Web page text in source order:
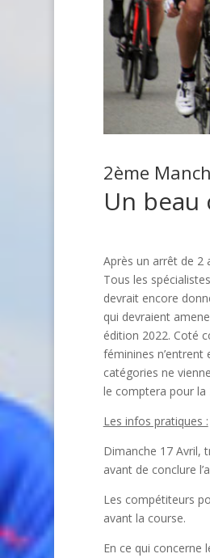
2ème
Un
Après un arrêt de 2
Tous les
devrait encore
qui devraient
édition 2022. Coté
féminines n’entrent
catégories ne
le comptera pour la
Les infos pratiques :
Dimanche 17 Avril,
avant de conclure
Les compétiteurs
avant la course.
En ce qui concerne